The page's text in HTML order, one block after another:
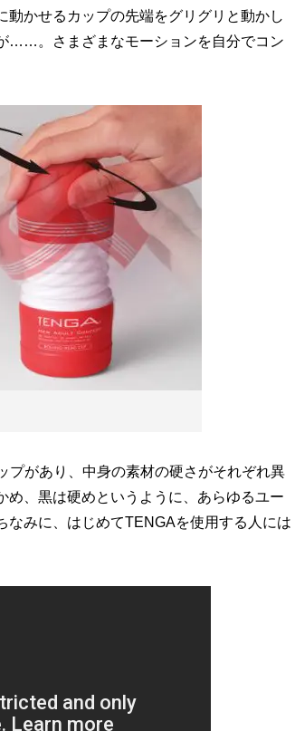
かせるカップの先端をグリグリと動かし
……。さまざまなモーションを自分でコン
プがあり、中身の素材の硬さがそれぞれ異
、黒は硬めというように、あらゆるユー
みに、はじめてTENGAを使用する人には